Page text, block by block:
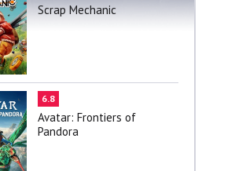
Scrap Mechanic
6.8
Avatar: Frontiers of
Pandora